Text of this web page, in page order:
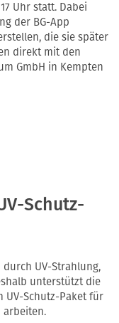
Uhr statt. Dabei
der BG-App
die sie später
direkt mit den
GmbH in Kempten
Schutz-
UV-Strahlung,
unterstützt die
UV-Schutz-Paket für
arbeiten.